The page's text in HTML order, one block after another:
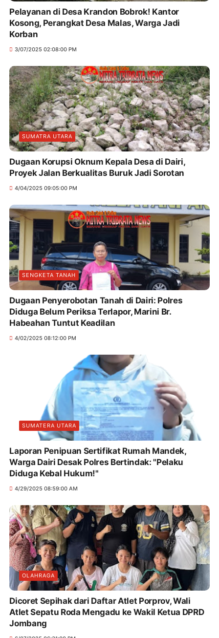
Pelayanan di Desa Krandon Bobrok! Kantor
Kosong, Perangkat Desa Malas, Warga Jadi
Korban
3/07/2025 02:08:00 PM
SUMATRA UTARA
Dugaan Korupsi Oknum Kepala Desa di Dairi,
Proyek Jalan Berkualitas Buruk Jadi Sorotan
4/04/2025 09:05:00 PM
SENGKETA TANAH
Dugaan Penyerobotan Tanah di Dairi: Polres
Diduga Belum Periksa Terlapor, Marini Br.
Habeahan Tuntut Keadilan
4/02/2025 08:12:00 PM
SUMATERA UTARA
Laporan Penipuan Sertifikat Rumah Mandek,
Warga Dairi Desak Polres Bertindak: "Pelaku
Diduga Kebal Hukum!"
4/29/2025 08:59:00 AM
OLAHRAGA
Dicoret Sepihak dari Daftar Atlet Porprov, Wali
Atlet Sepatu Roda Mengadu ke Wakil Ketua DPRD
Jombang